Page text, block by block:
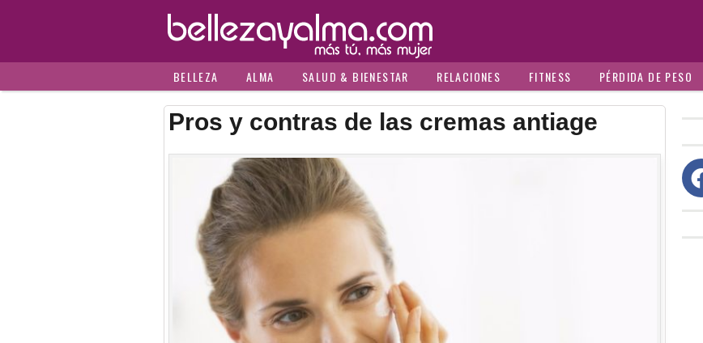
BELLEZA ALMA SALUD & BIENESTAR RELACIONES FITNESS PÉRDIDA DE PESO
Pros y contras de las cremas antiage